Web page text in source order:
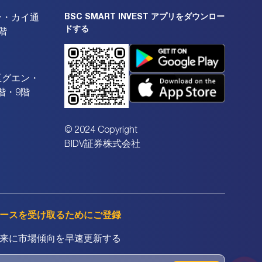
カイ通
エン・
・9階
BSC SMART INVEST アプリをダウンロー
ドする
© 2024 Copyright
BIDV証券株式会社
スを受け取るためにご登録
に市場傾向を早速更新する